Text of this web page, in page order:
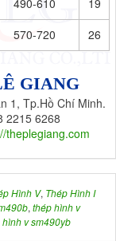
490-610
19
570-720 26
GIANG
1, Tp.Hồ Chí Minh.
2215 6268
theplegiang.com
Hình V, Thép Hình I
, thép hình v
hình v sm490yb